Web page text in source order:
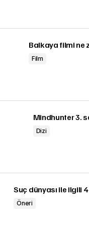
Balkaya filmi ne
Film
Mindhunter 3.
Dizi
Suç dünyası ile ilgili
Öneri